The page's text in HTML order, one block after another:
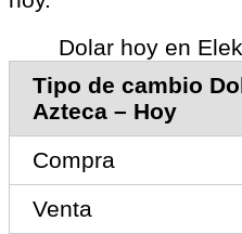
Dolar hoy en
Tipo de cambio
Azteca – Hoy
Compra
Venta